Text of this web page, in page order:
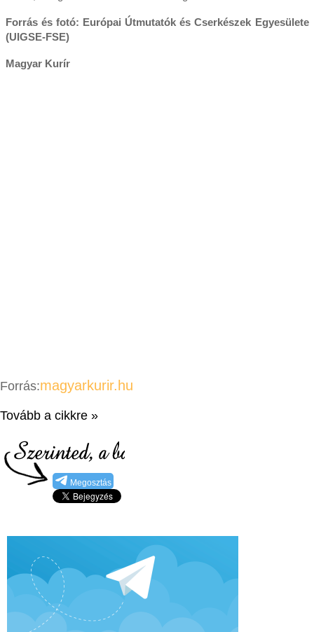
Forrás és fotó: Európai Útmutatók és Cserkészek Egyesülete
(UIGSE-FSE)
Magyar Kurír
Forrás:magyarkurir.hu
Tovább a cikkre »
Megosztás